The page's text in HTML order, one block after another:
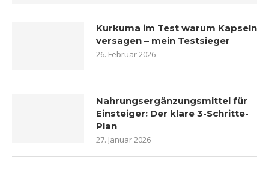
Kurkuma im Test warum Kapseln
versagen – mein Testsieger
26. Februar 2026
Nahrungsergänzungsmittel für
Einsteiger: Der klare 3-Schritte-
Plan
27. Januar 2026